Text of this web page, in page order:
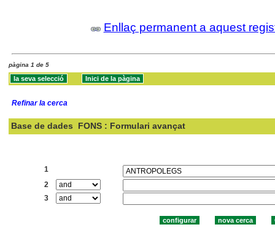
Enllaç permanent a aquest
pàgina 1 de 5
Refinar la cerca
Base de dades FONS : Formulari avançat
1
2
3